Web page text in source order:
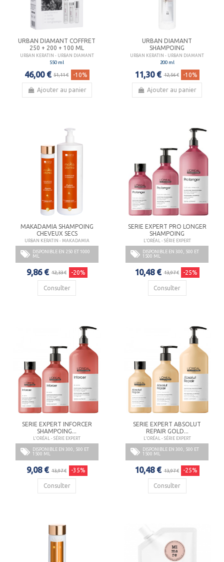
URBAN DIAMANT COFFRET
250 + 200 + 100 ML
URBAN KERATIN - URBAN DIAMANT
550 ml
46,00 € 51,11 € -10%
Ajouter au panier
URBAN DIAMANT
SHAMPOING
URBAN KERATIN - URBAN DIAMANT
200 ml
11,30 € 12,56 € -10%
Ajouter au panier
MAKADAMIA SHAMPOING
CHEVEUX SECS
URBAN KERATIN - MAKADAMIA
DISPONIBLE EN 250 ET 1000
ML
9,86 € 12,33 € -20%
Consulter
SERIE EXPERT PRO LONGER
SHAMPOING
L'ORÉAL - SÉRIE EXPERT
DISPONIBLE EN 300, 500 ET
1500 ML
10,48 € 13,97 € -25%
Consulter
SERIE EXPERT INFORCER
SHAMPOING...
L'ORÉAL - SÉRIE EXPERT
DISPONIBLE EN 300, 500 ET
1500 ML
9,08 € 13,97 € -35%
Consulter
SERIE EXPERT ABSOLUT
REPAIR GOLD...
L'ORÉAL - SÉRIE EXPERT
DISPONIBLE EN 300, 500 ET
1500 ML
10,48 € 13,97 € -25%
Consulter